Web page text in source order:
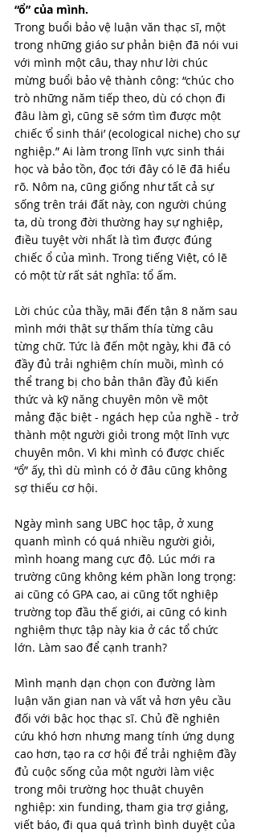
“ổ” của mình.
Trong buổi bảo vệ luận văn thạc sĩ, một
trong những giáo sư phản biện đã nói vui
với mình một câu, thay như lời chúc
mừng buổi bảo vệ thành công: “chúc cho
trò những năm tiếp theo, dù có chọn đi
đâu làm gì, cũng sẽ sớm tìm được một
chiếc ‘ổ sinh thái’ (ecological niche) cho sự
nghiệp.” Ai làm trong lĩnh vực sinh thái
học và bảo tồn, đọc tới đây có lẽ đã hiểu
rõ. Nôm na, cũng giống như tất cả sự
sống trên trái đất này, con người chúng
ta, dù trong đời thường hay sự nghiệp,
điều tuyệt vời nhất là tìm được đúng
chiếc ổ của mình. Trong tiếng Việt, có lẽ
có một từ rất sát nghĩa: tổ ấm.
Lời chúc của thầy, mãi đến tận 8 năm sau
mình mới thật sự thấm thía từng câu
từng chữ. Tức là đến một ngày, khi đã có
đầy đủ trải nghiệm chín muồi, mình có
thể trang bị cho bản thân đầy đủ kiến
thức và kỹ năng chuyên môn về một
mảng đặc biệt - ngách hẹp của nghề - trở
thành một người giỏi trong một lĩnh vực
chuyên môn. Vì khi mình có được chiếc
“ổ” ấy, thì dù mình có ở đâu cũng không
sợ thiếu cơ hội.
Ngày mình sang UBC học tập, ở xung
quanh mình có quá nhiều người giỏi,
mình hoang mang cực độ. Lúc mới ra
trường cũng không kém phần long trọng:
ai cũng có GPA cao, ai cũng tốt nghiệp
trường top đầu thế giới, ai cũng có kinh
nghiệm thực tập này kia ở các tổ chức
lớn. Làm sao để cạnh tranh?
Mình mạnh dạn chọn con đường làm
luận văn gian nan và vất vả hơn yêu cầu
đối với bậc học thạc sĩ. Chủ đề nghiên
cứu khó hơn nhưng mang tính ứng dụng
cao hơn, tạo ra cơ hội để trải nghiệm đầy
đủ cuộc sống của một người làm việc
trong môi trường học thuật chuyên
nghiệp: xin funding, tham gia trợ giảng,
viết báo, đi qua quá trình bình duyệt của